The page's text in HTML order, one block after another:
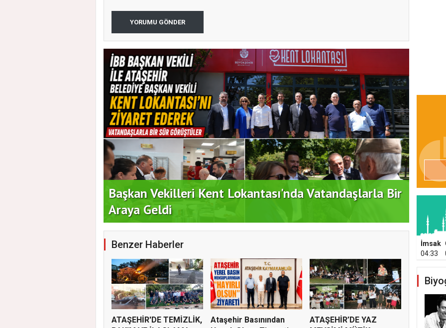
YORUMU GÖNDER
Duran Acar'dan İlk Adım: "Büyük Ataşehir Buluşması"
Benzer Haberler
ATAŞEHİR'DE TEMİZLİK,
Ataşehir Basınından
ATAŞEHİR’DE YAZ
İmsak
04:33